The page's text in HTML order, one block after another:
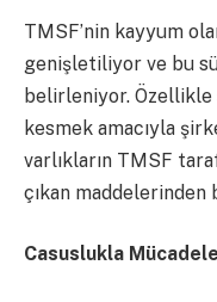
TMSF’nin kayyum
genişletiliyor ve bu
belirleniyor. Özellikle
kesmek amacıyla
varlıkların TMSF
çıkan maddelerinden
Casuslukla